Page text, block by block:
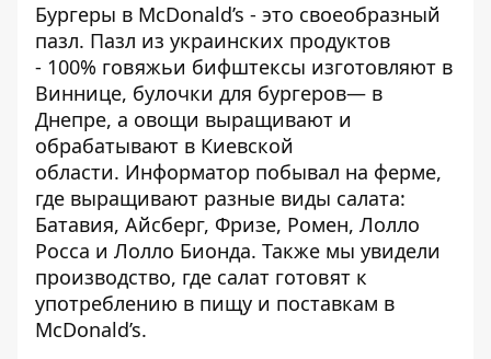
Бургеры в McDonald’s - это своеобразный
пазл. Пазл из украинских продуктов
- 100% говяжьи бифштексы изготовляют в
Виннице, булочки для бургеров— в
Днепре, а овощи выращивают и
обрабатывают в Киевской
области. Информатор побывал на ферме,
где выращивают разные виды салата:
Батавия, Айсберг, Фризе, Ромен, Лолло
Росса и Лолло Бионда. Также мы увидели
производство, где салат готовят к
употреблению в пищу и поставкам в
McDonald’s.